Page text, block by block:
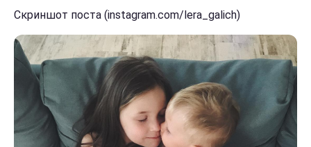
Скриншот поста (instagram.com/lera_galich)